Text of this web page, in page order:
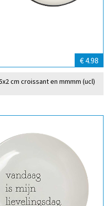
€ 4.98
cm croissant en mmmm (ucl)